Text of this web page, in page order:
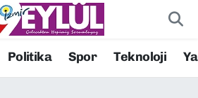
Politika Spor Teknoloji